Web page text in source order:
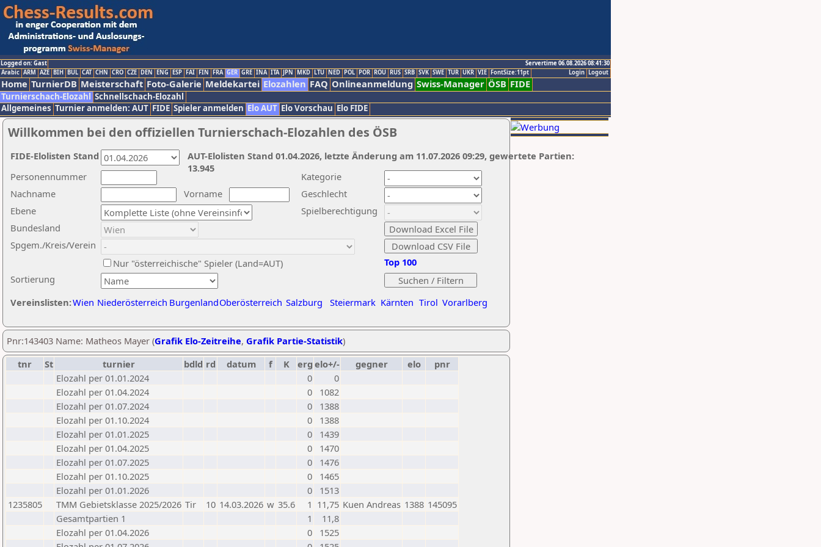
Logged on: Gast
Servertime 06.08.2026 08:41:30
Logout
Login
Arabic ARM AZE BIH BUL CAT CHN CRO CZE DEN ENG ESP FAI FIN FRA GER GRE INA ITA JPN MKD LTU NED POL POR ROU RUS SRB SVK SWE TUR UKR VIE FontSize:11pt
Home TurnierDB Meisterschaft Foto-Galerie Meldekartei Elozahlen FAQ Onlineanmeldung Swiss-Manager ÖSB FIDE
Turnierschach-Elozahl Schnellschach-Elozahl
Allgemeines Turnier anmelden: AUT FIDE Spieler anmelden Elo AUT Elo Vorschau Elo FIDE
Willkommen bei den offiziellen Turnierschach-Elozahlen des ÖSB
Nachname
Vorname
Ebene
Kategorie
Sortierung
Personennummer
Bundesland
Spgem./Kreis/Verein
Geschlecht
Nur "österreichische" Spieler (Land=AUT)
Spielberechtigung
Vereinslisten:Wien Niederösterreich BurgenlandOberösterreich Salzburg Steiermark Kärnten Tirol Vorarlberg
Top 100
AUT-Elolisten Stand 01.04.2026, letzte Änderung am 11.07.2026 09:29, gewertete Partien:
13.945
FIDE-Elolisten Stand
Pnr:143403 Name: Matheos Mayer (Grafik Elo-Zeitreihe, Grafik Partie-Statistik)
tnr
St turnier bdld rd datum f K erg elo+/- gegner elo
pnr
Elozahl per 01.01.2024
0
0
Elozahl per 01.04.2024
0
1082
Elozahl per 01.07.2024
0
1388
Elozahl per 01.10.2024
0
1388
Elozahl per 01.01.2025
0
1439
Elozahl per 01.04.2025
0
1470
Elozahl per 01.07.2025
0
1476
Elozahl per 01.10.2025
0
1465
Elozahl per 01.01.2026
0
1513
1235805
TMM Gebietsklasse 2025/2026 Tir 10 14.03.2026 w 35.6 1 11,75 Kuen Andreas 1388 145095
Gesamtpartien 1
1
11,8
Elozahl per 01.04.2026
0
1525